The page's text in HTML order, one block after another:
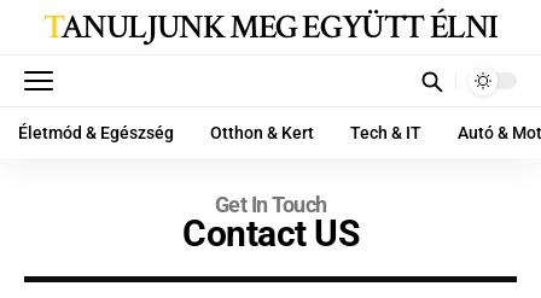
TANULJUNK MEG EGYÜTT ÉLNI
Életmód & Egészség Otthon & Kert Tech & IT Autó &
Get In Touch
Contact US